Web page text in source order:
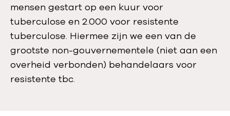
mensen gestart op een kuur voor
tuberculose en 2.000 voor resistente
tuberculose. Hiermee zijn we een van de
grootste non-gouvernementele (niet aan een
overheid verbonden) behandelaars voor
resistente tbc.